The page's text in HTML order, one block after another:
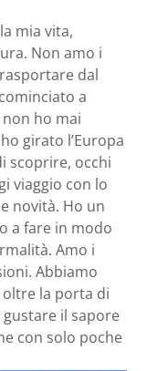
mia vita,
Non amo i
dal
a
ho mai
girato l’Europa
scoprire, occhi
viaggio con lo
novità. Ho un
a fare in modo
Amo i
Abbiamo
la porta di
il sapore
con solo poche